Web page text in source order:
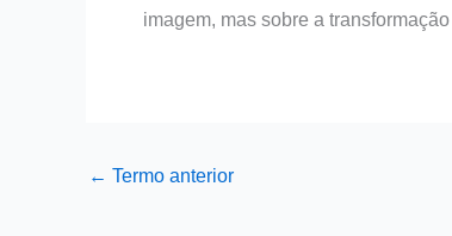
imagem, mas sobre a
← Termo anterior